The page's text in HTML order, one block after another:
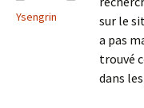
Ysengrin
sur le
a pas
trouvé
dans